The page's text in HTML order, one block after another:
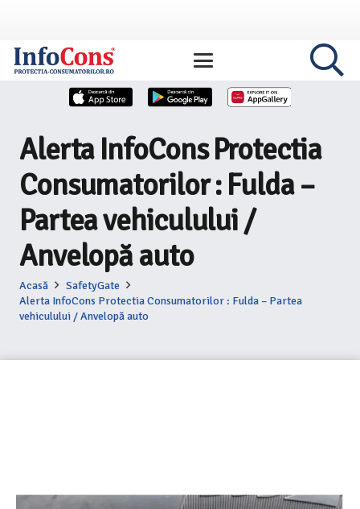
Alerta InfoCons Protectia
Consumatorilor : Fulda –
Partea vehiculului /
Anvelopă auto
Acasă
SafetyGate
Alerta InfoCons Protectia Consumatorilor : Fulda – Partea
vehiculului / Anvelopă auto